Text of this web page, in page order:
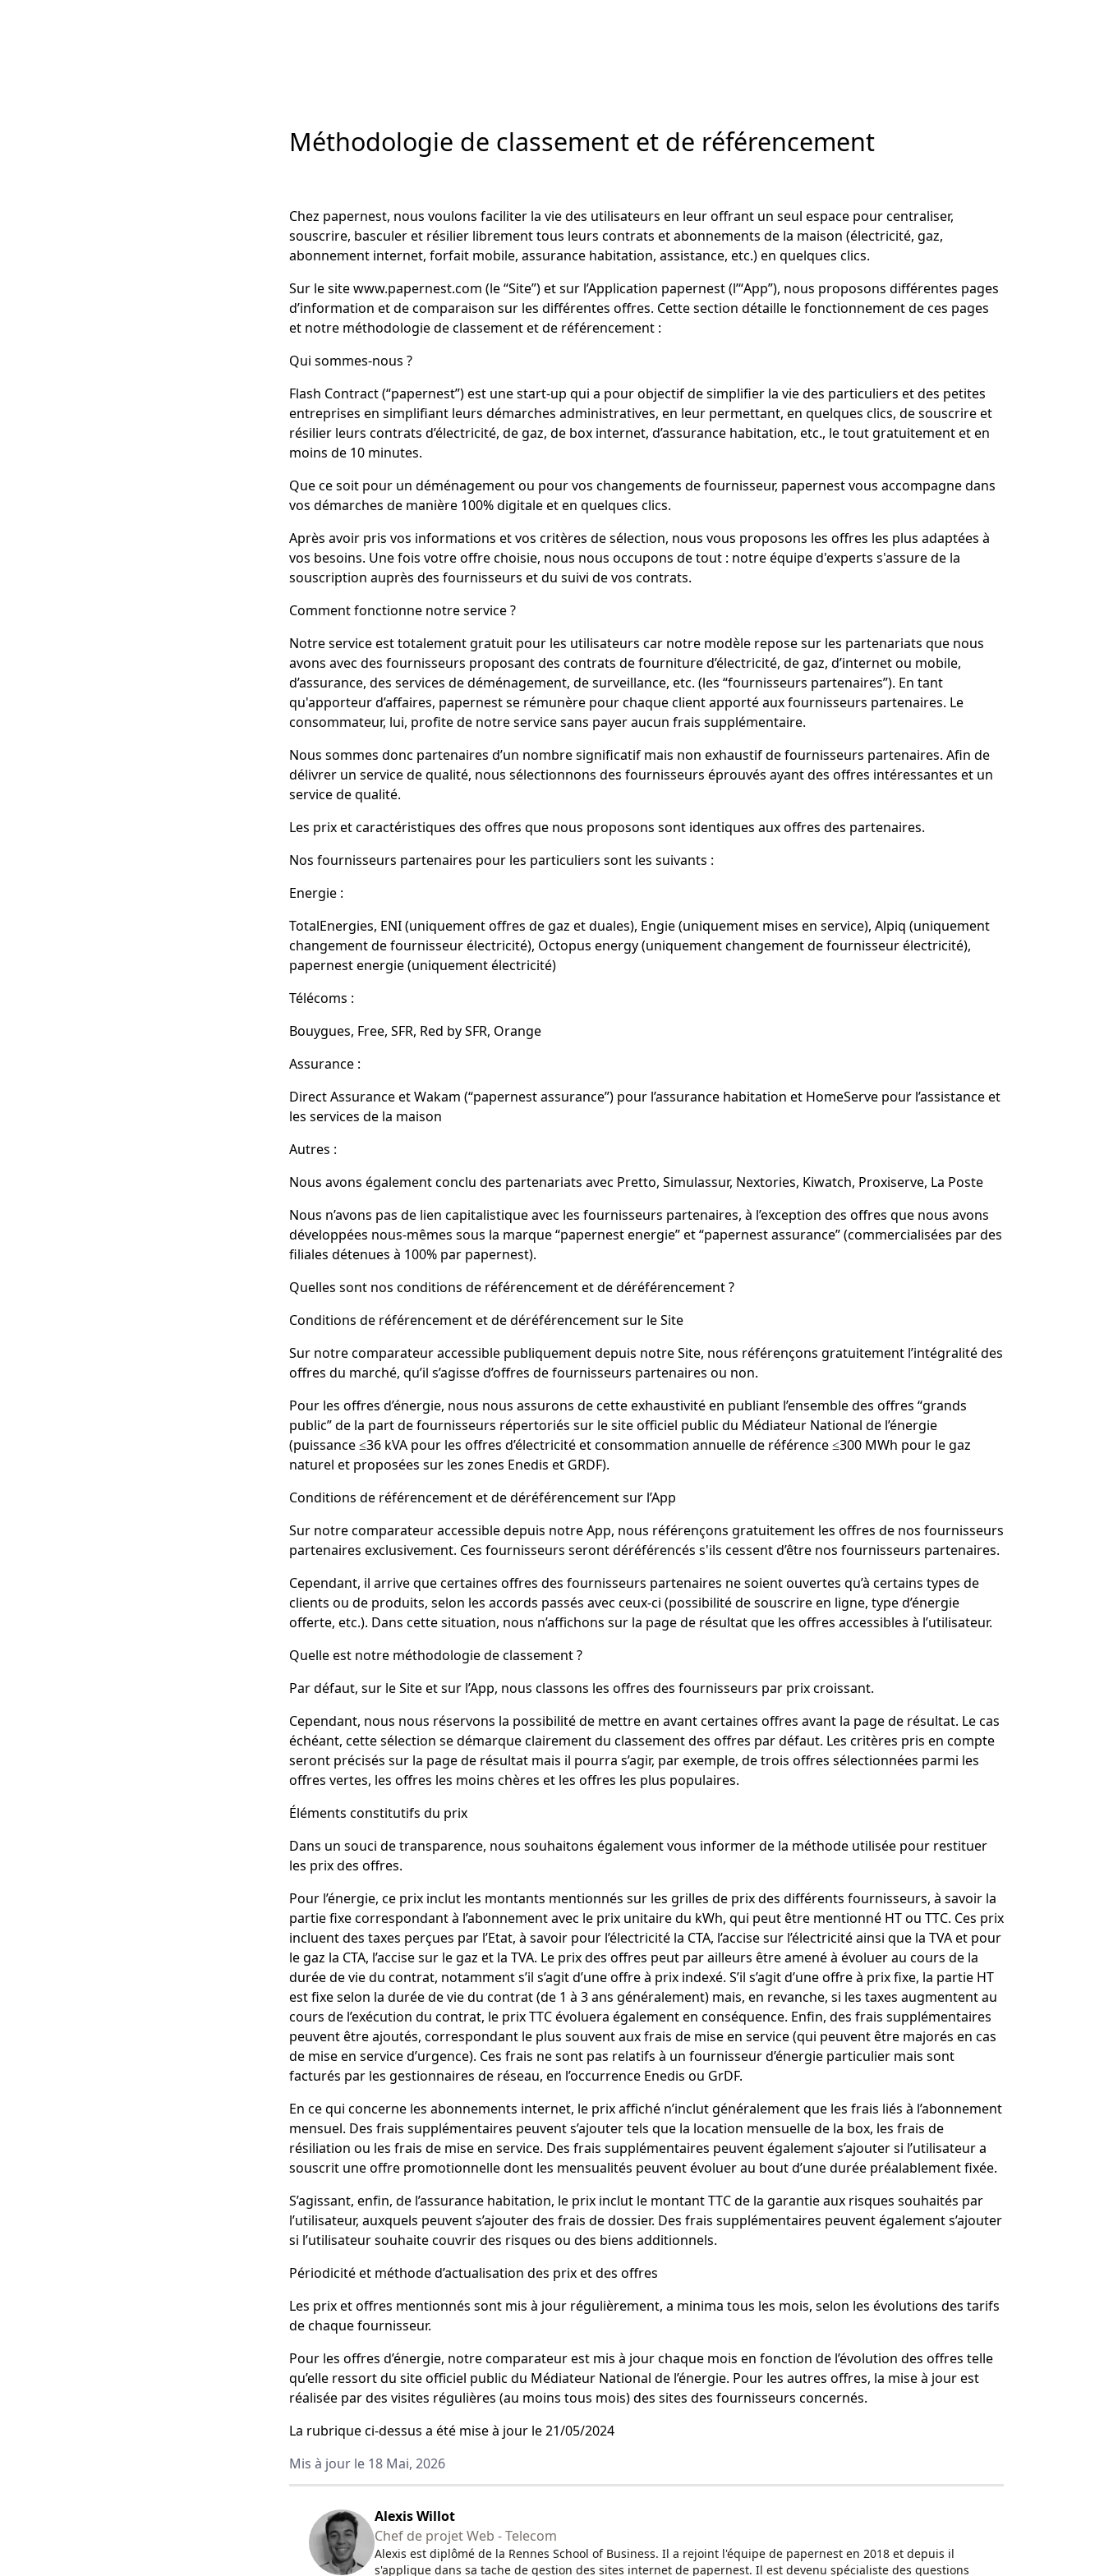
Méthodologie de classement et de référencement
Chez papernest, nous voulons faciliter la vie des utilisateurs en leur offrant un seul espace pour centraliser,
souscrire, basculer et résilier librement tous leurs contrats et abonnements de la maison (électricité, gaz,
abonnement internet, forfait mobile, assurance habitation, assistance, etc.) en quelques clics.
Sur le site www.papernest.com (le “Site”) et sur l’Application papernest (l’“App”), nous proposons différentes pages
d’information et de comparaison sur les différentes offres. Cette section détaille le fonctionnement de ces pages
et notre méthodologie de classement et de référencement :
Qui sommes-nous ?
Flash Contract (“papernest”) est une start-up qui a pour objectif de simplifier la vie des particuliers et des petites
entreprises en simplifiant leurs démarches administratives, en leur permettant, en quelques clics, de souscrire et
résilier leurs contrats d’électricité, de gaz, de box internet, d’assurance habitation, etc., le tout gratuitement et en
moins de 10 minutes.
Que ce soit pour un déménagement ou pour vos changements de fournisseur, papernest vous accompagne dans
vos démarches de manière 100% digitale et en quelques clics.
Après avoir pris vos informations et vos critères de sélection, nous vous proposons les offres les plus adaptées à
vos besoins. Une fois votre offre choisie, nous nous occupons de tout : notre équipe d'experts s'assure de la
souscription auprès des fournisseurs et du suivi de vos contrats.
Comment fonctionne notre service ?
Notre service est totalement gratuit pour les utilisateurs car notre modèle repose sur les partenariats que nous
avons avec des fournisseurs proposant des contrats de fourniture d’électricité, de gaz, d’internet ou mobile,
d’assurance, des services de déménagement, de surveillance, etc. (les “fournisseurs partenaires”). En tant
qu'apporteur d’affaires, papernest se rémunère pour chaque client apporté aux fournisseurs partenaires. Le
consommateur, lui, profite de notre service sans payer aucun frais supplémentaire.
Nous sommes donc partenaires d’un nombre significatif mais non exhaustif de fournisseurs partenaires. Afin de
délivrer un service de qualité, nous sélectionnons des fournisseurs éprouvés ayant des offres intéressantes et un
service de qualité.
Les prix et caractéristiques des offres que nous proposons sont identiques aux offres des partenaires.
Nos fournisseurs partenaires pour les particuliers sont les suivants :
Energie :
TotalEnergies, ENI (uniquement offres de gaz et duales), Engie (uniquement mises en service), Alpiq (uniquement
changement de fournisseur électricité), Octopus energy (uniquement changement de fournisseur électricité),
papernest energie (uniquement électricité)
Télécoms :
Bouygues, Free, SFR, Red by SFR, Orange
Assurance :
Direct Assurance et Wakam (“papernest assurance”) pour l’assurance habitation et HomeServe pour l’assistance et
les services de la maison
Autres :
Nous avons également conclu des partenariats avec Pretto, Simulassur, Nextories, Kiwatch, Proxiserve, La Poste
Nous n’avons pas de lien capitalistique avec les fournisseurs partenaires, à l’exception des offres que nous avons
développées nous-mêmes sous la marque “papernest energie” et “papernest assurance” (commercialisées par des
filiales détenues à 100% par papernest).
Quelles sont nos conditions de référencement et de déréférencement ?
Conditions de référencement et de déréférencement sur le Site
Sur notre comparateur accessible publiquement depuis notre Site, nous référençons gratuitement l’intégralité des
offres du marché, qu’il s’agisse d’offres de fournisseurs partenaires ou non.
Pour les offres d’énergie, nous nous assurons de cette exhaustivité en publiant l’ensemble des offres “grands
public” de la part de fournisseurs répertoriés sur le site officiel public du Médiateur National de l’énergie
(puissance ≤36 kVA pour les offres d’électricité et consommation annuelle de référence ≤300 MWh pour le gaz
naturel et proposées sur les zones Enedis et GRDF).
Conditions de référencement et de déréférencement sur l’App
Sur notre comparateur accessible depuis notre App, nous référençons gratuitement les offres de nos fournisseurs
partenaires exclusivement. Ces fournisseurs seront déréférencés s'ils cessent d’être nos fournisseurs partenaires.
Cependant, il arrive que certaines offres des fournisseurs partenaires ne soient ouvertes qu’à certains types de
clients ou de produits, selon les accords passés avec ceux-ci (possibilité de souscrire en ligne, type d’énergie
offerte, etc.). Dans cette situation, nous n’affichons sur la page de résultat que les offres accessibles à l’utilisateur.
Quelle est notre méthodologie de classement ?
Par défaut, sur le Site et sur l’App, nous classons les offres des fournisseurs par prix croissant.
Cependant, nous nous réservons la possibilité de mettre en avant certaines offres avant la page de résultat. Le cas
échéant, cette sélection se démarque clairement du classement des offres par défaut. Les critères pris en compte
seront précisés sur la page de résultat mais il pourra s’agir, par exemple, de trois offres sélectionnées parmi les
offres vertes, les offres les moins chères et les offres les plus populaires.
Éléments constitutifs du prix
Dans un souci de transparence, nous souhaitons également vous informer de la méthode utilisée pour restituer
les prix des offres.
Pour l’énergie, ce prix inclut les montants mentionnés sur les grilles de prix des différents fournisseurs, à savoir la
partie fixe correspondant à l’abonnement avec le prix unitaire du kWh, qui peut être mentionné HT ou TTC. Ces prix
incluent des taxes perçues par l’Etat, à savoir pour l’électricité la CTA, l’accise sur l’électricité ainsi que la TVA et pour
le gaz la CTA, l’accise sur le gaz et la TVA. Le prix des offres peut par ailleurs être amené à évoluer au cours de la
durée de vie du contrat, notamment s’il s’agit d’une offre à prix indexé. S’il s’agit d’une offre à prix fixe, la partie HT
est fixe selon la durée de vie du contrat (de 1 à 3 ans généralement) mais, en revanche, si les taxes augmentent au
cours de l’exécution du contrat, le prix TTC évoluera également en conséquence. Enfin, des frais supplémentaires
peuvent être ajoutés, correspondant le plus souvent aux frais de mise en service (qui peuvent être majorés en cas
de mise en service d’urgence). Ces frais ne sont pas relatifs à un fournisseur d’énergie particulier mais sont
facturés par les gestionnaires de réseau, en l’occurrence Enedis ou GrDF.
En ce qui concerne les abonnements internet, le prix affiché n’inclut généralement que les frais liés à l’abonnement
mensuel. Des frais supplémentaires peuvent s’ajouter tels que la location mensuelle de la box, les frais de
résiliation ou les frais de mise en service. Des frais supplémentaires peuvent également s’ajouter si l’utilisateur a
souscrit une offre promotionnelle dont les mensualités peuvent évoluer au bout d’une durée préalablement fixée.
S’agissant, enfin, de l’assurance habitation, le prix inclut le montant TTC de la garantie aux risques souhaités par
l’utilisateur, auxquels peuvent s’ajouter des frais de dossier. Des frais supplémentaires peuvent également s’ajouter
si l’utilisateur souhaite couvrir des risques ou des biens additionnels.
Périodicité et méthode d’actualisation des prix et des offres
Les prix et offres mentionnés sont mis à jour régulièrement, a minima tous les mois, selon les évolutions des tarifs
de chaque fournisseur.
Pour les offres d’énergie, notre comparateur est mis à jour chaque mois en fonction de l’évolution des offres telle
qu’elle ressort du site officiel public du Médiateur National de l’énergie. Pour les autres offres, la mise à jour est
réalisée par des visites régulières (au moins tous mois) des sites des fournisseurs concernés.
La rubrique ci-dessus a été mise à jour le 21/05/2024
Mis à jour le 18 Mai, 2026
Alexis Willot
Chef de projet Web - Telecom
Alexis est diplômé de la Rennes School of Business. Il a rejoint l'équipe de papernest en 2018 et depuis il
s'applique dans sa tache de gestion des sites internet de papernest. Il est devenu spécialiste des questions